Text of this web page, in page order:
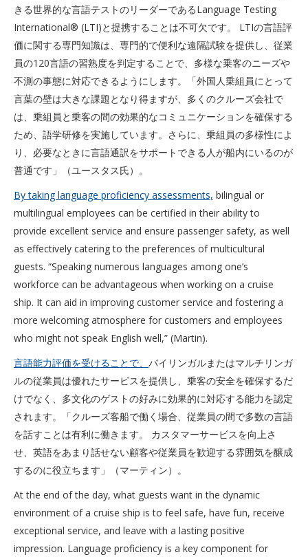
きる世界的な言語テストのリーダーであるLanguage Testing
International® (LTI)と提携することは不可欠です。 LTIの言語評
価に関する専門知識は、専門的で便利な遠隔試験を提供し、従業
員の120言語の習熟度を判定することで、多様な乗客のニーズや
不測の事態に対応できるようにします。「外国人乗組員にとって
言葉の壁は大きな課題となり得ますが、多くのクルーズ会社で
は、乗組員と乗客の間の効果的なコミュニケーションを確保する
ため、語学研修を実施しています。さらに、乗組員の多様性によ
り、必要なときに言語通訳をサポートできる人が船内にいるのが
普通です」（ユースタス氏）。
By taking language proficiency assessments, bilingual or
multilingual employees can be certified in their ability to
provide excellent service and ensure passenger safety, as well
as effectively catering to the preferences of multicultural
guests. “Speaking numerous languages among one’s
workforce can be advantageous when working on a cruise
ship. It can aid in improving customer service and fostering a
more welcoming atmosphere for customers and employees
who might not speak English well,” (Martin).
言語能力評価を受けることで、 バイリンガルまたはマルチリンガ
ルの従業員は優れたサービスを提供し、乗客の安全を確保するだ
けでなく、多文化のゲストの好みに効果的に対応する能力を認定
されます。「クルーズ客船で働く場合、従業員の間で多数の言語
を話すことは有利に働きます。 カスタマーサービスを向上さ
せ、英語をあまり話せない顧客や従業員を歓迎する雰囲気を醸成
するのに役立ちます」（マーティン）。
At the end of the day, what guests want in the dynamic
environment of a cruise ship is to feel safe, have fun, receive
exceptional service, and leave with a lasting positive
impression. Language proficiency is a key component for